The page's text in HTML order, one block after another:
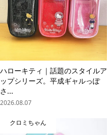
ハローキティ｜話題のスタイルア
ップシリーズ。平成ギャルっぽ
さ...
2026.08.07
クロミちゃん